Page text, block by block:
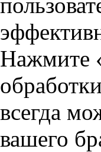
Нажмите
всегда
вашего